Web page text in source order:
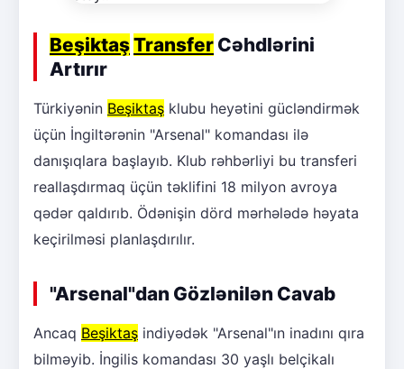
BeşiktaşTransfer Cəhdlərini
Artırır
Türkiyənin Beşiktaş klubu heyətini gücləndirmək
üçün İngiltərənin "Arsenal" komandası ilə
danışıqlara başlayıb. Klub rəhbərliyi bu transferi
reallaşdırmaq üçün təklifini 18 milyon avroya
qədər qaldırıb. Ödənişin dörd mərhələdə həyata
keçirilməsi planlaşdırılır.
"Arsenal"dan Gözlənilən Cavab
Ancaq Beşiktaş indiyədək "Arsenal"ın inadını qıra
bilməyib. İngilis komandası 30 yaşlı belçikalı